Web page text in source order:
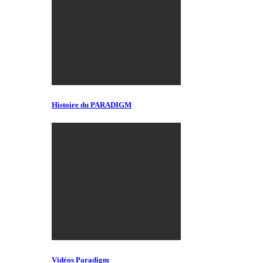
Histoire du PARADIGM
Vidéos Paradigm